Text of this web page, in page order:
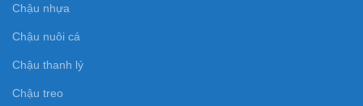
Chậu nhựa
Chậu nuôi cá
Chậu thanh lý
Chậu treo